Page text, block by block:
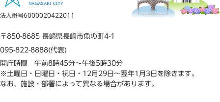
法人番号6000020422011
〒850-8685 長崎県長崎市魚の町4-1
095-822-8888(代表)
開庁時間 午前8時45分～午後5時30分
※土曜日・日曜日・祝日・12月29日～翌年1月3日を除きます。
なお、施設・部署によって異なる場合があります。